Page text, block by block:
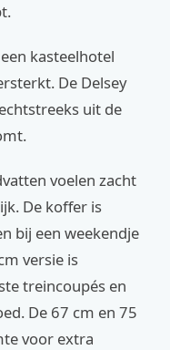
kasteelhotel
De Delsey
uit de
voelen zacht
De koffer is
bij een weekendje
versie is
treincoupés en
De 67 cm en 75
voor extra